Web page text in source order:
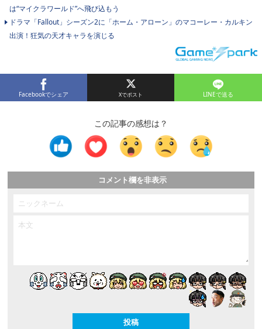
は“マイクラワールド”へ飛び込もう
ドラマ「Fallout」シーズン2に「ホーム・アローン」のマコーレー・カルキン
出演！狂気の天才キャラを演じる
Facebookでシェア LINEで送る
この記事の感想は？
コメント欄を非表示